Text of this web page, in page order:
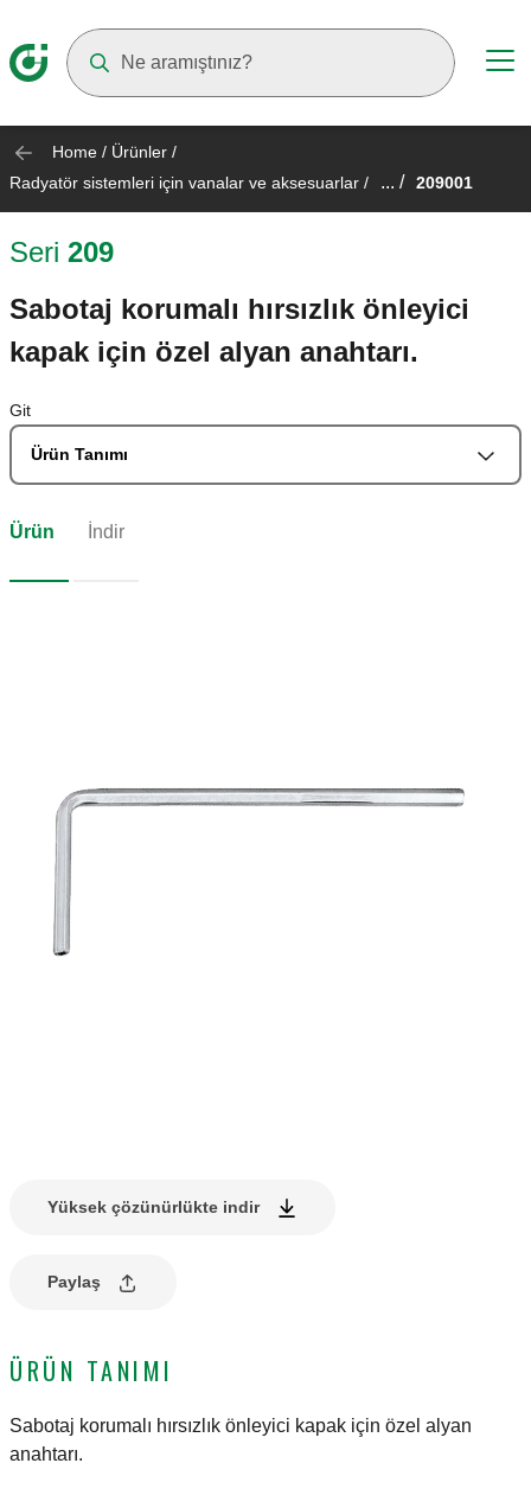
Home / Ürünler /
Radyatör sistemleri için vanalar ve aksesuarlar / ... / 209001
Seri 209
Sabotaj korumalı hırsızlık önleyici
kapak için özel alyan anahtarı.
Git
Ürün Tanımı
Ürün İndir
Yüksek çözünürlükte indir
Paylaş
ÜRÜN TANIMI
Sabotaj korumalı hırsızlık önleyici kapak için özel alyan
anahtarı.